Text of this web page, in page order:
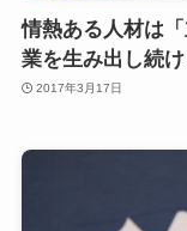
情熱ある人材は
業を生み出し続け
2017年3月17日